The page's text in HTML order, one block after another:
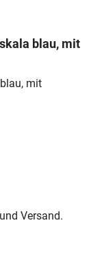
blau, mit
mit
Versand.